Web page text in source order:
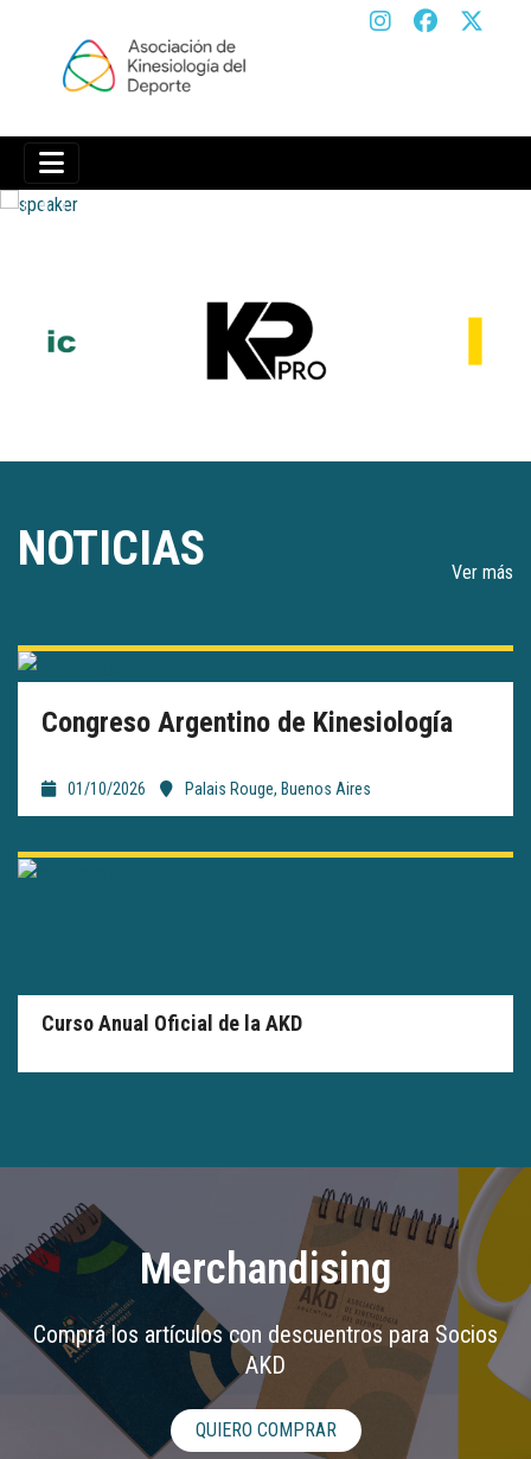
NOTICIAS Ver más
Congreso Argentino de Kinesiología
01/10/2026 Palais Rouge, Buenos Aires
Curso Anual Oficial de la AKD
Merchandising
Comprá los artículos con descuentros para Socios
AKD
QUIERO COMPRAR